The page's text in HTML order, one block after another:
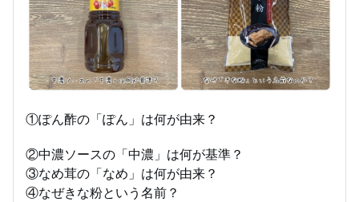
①ぽん酢の「ぽん」は何が由来？
②中濃ソースの「中濃」は何が基準？
③なめ茸の「なめ」は何が由来？
④なぜきな粉という名前？